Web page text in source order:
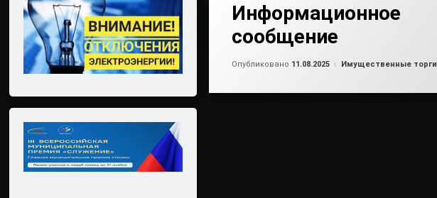
Информационное
сообщение
Опубликовано 11.08.2025 Рубрики:
Имущественные торги